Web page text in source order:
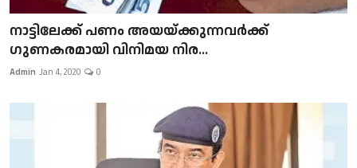
നാട്ടിലേക്ക് പണം അയയ്ക്കുന്നവർക്ക്
ഗുണകരമായി വിനിമയ നിര...
Admin Jan 4, 2020 0